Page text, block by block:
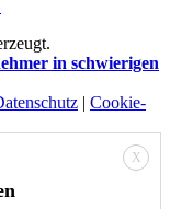
in schwierigen
| Cookie-
X